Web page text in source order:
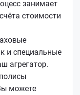
занимает
стоимости
и специальные
агрегатор.
можете